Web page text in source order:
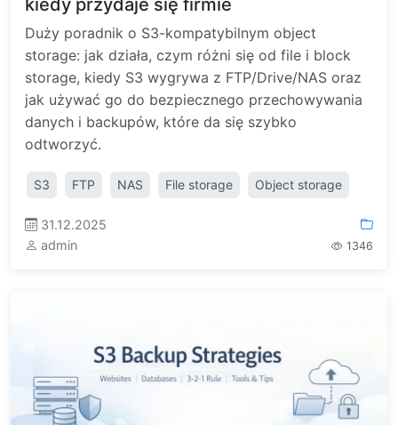
kiedy przydaje się firmie
Duży poradnik o S3-kompatybilnym object
storage: jak działa, czym różni się od file i block
storage, kiedy S3 wygrywa z FTP/Drive/NAS oraz
jak używać go do bezpiecznego przechowywania
danych i backupów, które da się szybko
odtworzyć.
S3 FTP NAS File storage Object storage
31.12.2025
admin
1346